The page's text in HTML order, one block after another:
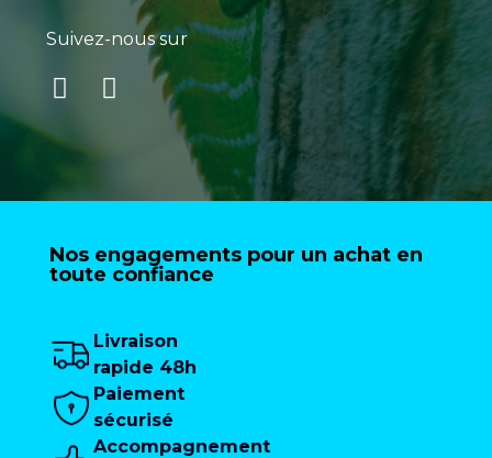
Suivez-nous sur
Nos engagements pour un achat en
toute confiance
Livraison
rapide 48h
Paiement
sécurisé
Accompagnement